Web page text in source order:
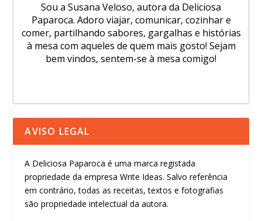
Sou a Susana Veloso, autora da Deliciosa
Paparoca. Adoro viajar, comunicar, cozinhar e
comer, partilhando sabores, gargalhas e histórias
à mesa com aqueles de quem mais gosto! Sejam
bem vindos, sentem-se à mesa comigo!
AVISO LEGAL
A Deliciosa Paparoca é uma marca registada
propriedade da empresa Write Ideas. Salvo referência
em contrário, todas as receitas, textos e fotografias
são propriedade intelectual da autora.